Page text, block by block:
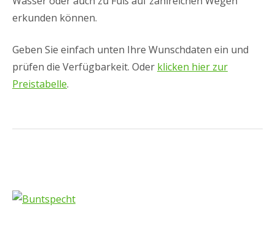
erkunden können.
Geben Sie einfach unten Ihre Wunschdaten ein und
prüfen die Verfügbarkeit. Oder klicken hier zur
Preistabelle.